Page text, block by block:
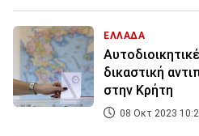
ΕΛΛΑΔΑ
δικαστική
στην Κρήτη
08 Οκτ 2023